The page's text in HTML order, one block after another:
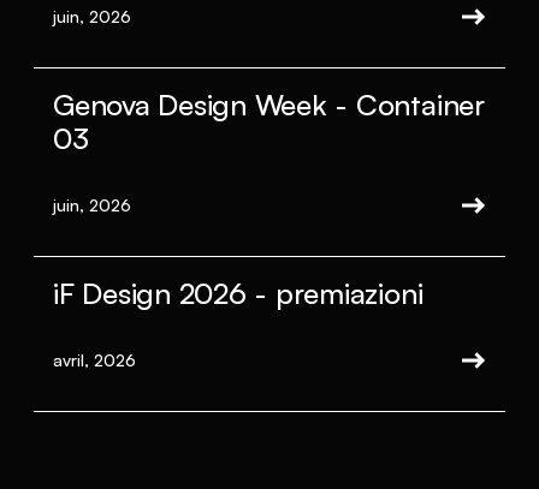
juin, 2026
Genova Design Week - Container
03
juin, 2026
iF Design 2026 - premiazioni
avril, 2026